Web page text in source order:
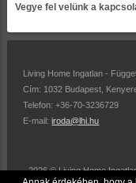
Vegye fel velünk a
Living Home Ingatlan -
Cím: 1032 Budapest,
Telefon: +36-70-3236729
E-mail:iroda@lhi.hu
2026 © Living Home